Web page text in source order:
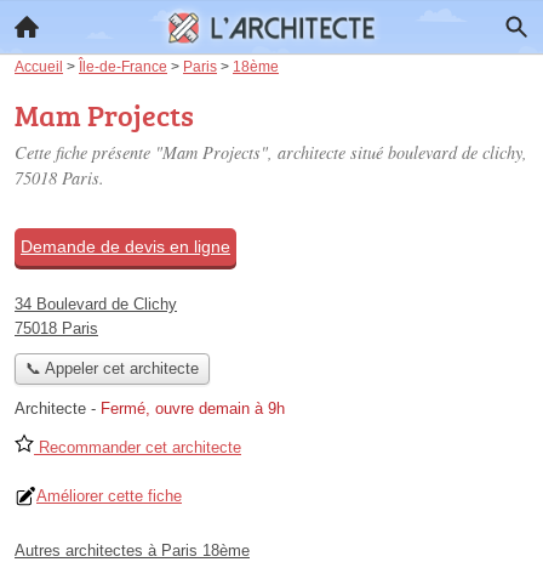
Accueil > Île-de-France > Paris > 18ème
Mam Projects
Cette fiche présente "Mam Projects", architecte situé boulevard de clichy,
75018 Paris.
Demande de devis en ligne
34 Boulevard de Clichy
75018 Paris
📞 Appeler cet architecte
Architecte - Fermé, ouvre demain à 9h
Recommander cet architecte
Améliorer cette fiche
Autres architectes à Paris 18ème